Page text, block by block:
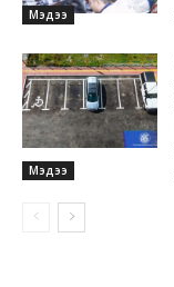
Мэдээ
Мэдээ